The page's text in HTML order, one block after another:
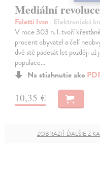
Mediální revoluce
Foletti Ivan | Elektronická
V roce 303 n. l. tvoří
procent obyvatel a čelí
dvě stě padesát let později
populace…
Na stiahnutie ako
10,35 €
ZOBRAZIŤ ĎALŠIE Z